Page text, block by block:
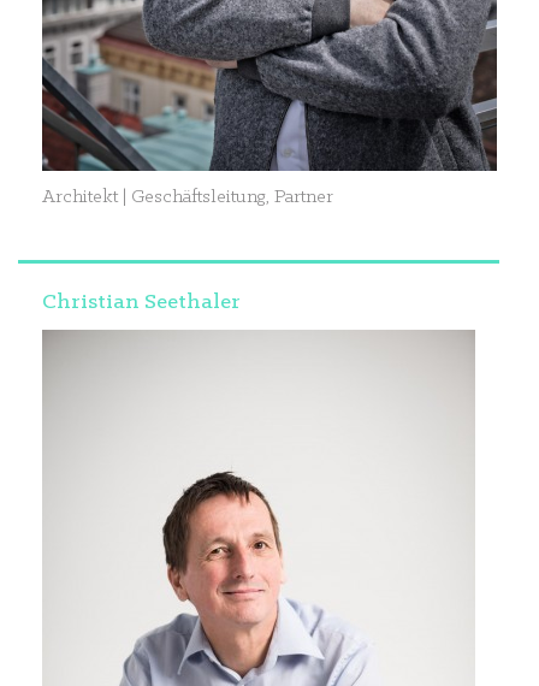
Architekt | Geschäftsleitung, Partner
Christian Seethaler